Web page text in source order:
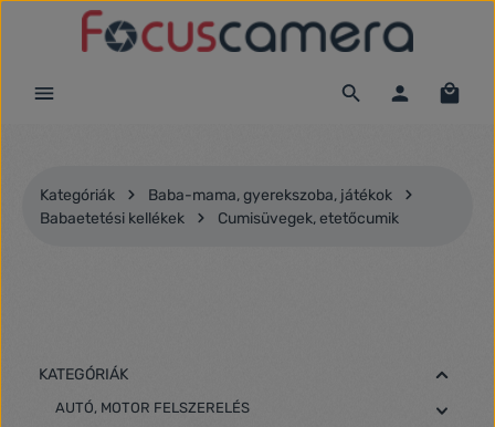
Ugrás a fő tartalomra
Kategóriák
Baba-mama, gyerekszoba, játékok
Babaetetési kellékek
Cumisüvegek, etetőcumik
KATEGÓRIÁK
AUTÓ, MOTOR FELSZERELÉS